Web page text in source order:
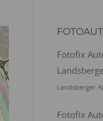
Fotofix
Landsberger
Fotofix